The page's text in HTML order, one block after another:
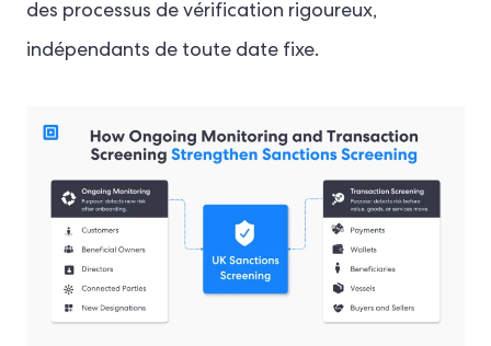
des processus de vérification rigoureux,
indépendants de toute date fixe.